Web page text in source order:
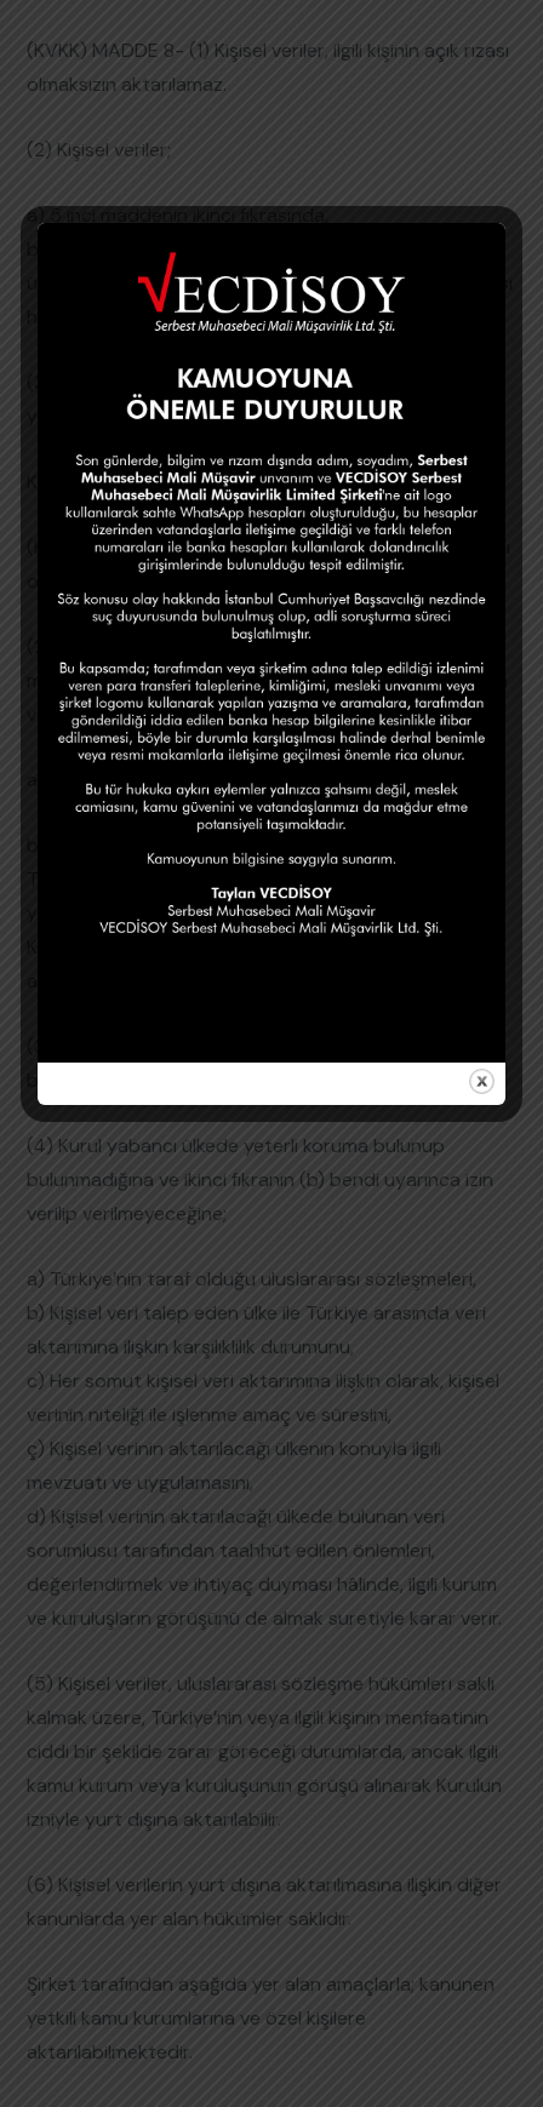
(KVKK) MADDE 8- (1) Kişisel veriler, ilgili kişinin açık rızası
olmaksızın aktarılamaz.
(2) Kişisel veriler;
a) 5 inci maddenin ikinci fıkrasında,
b) Yeterli önlemler alınmak kaydıyla, 6 ncı maddenin
üçüncü fıkrasında, belirtilen şartlardan birinin bulunması
hâlinde, ilgili kişinin açık rızası aranmaksızın aktarılabilir.
(3) Kişisel verilerin aktarılmasına ilişkin diğer kanunlarda
yer alan hükümler saklıdır.
Kişisel verilerin yurt dışına aktarılması
(KVKK) MADDE 9- (1) Kişisel veriler, ilgili kişinin açık rızası
olmaksızın yurt dışına aktarılamaz.
(2) Kişisel veriler, 5 inci maddenin ikinci fıkrası ile 6 ncı
maddenin üçüncü fıkrasında belirtilen şartlardan birinin
varlığı ve kişisel verinin aktarılacağı yabancı ülkede;
a) Yeterli korumanın bulunması,
Türkiye’deki ve ilgili yabancı ülkedeki veri sorumlularının
yeterli bir korumayı yazılı olarak taahhüt etmeleri ve
(4) Kurul yabancı ülkede yeterli koruma bulunup
bulunmadığına ve ikinci fıkranın (b) bendi uyarınca izin
verilip verilmeyeceğine;
a) Türkiye’nin taraf olduğu uluslararası sözleşmeleri,
b) Kişisel veri talep eden ülke ile Türkiye arasında veri
aktarımına ilişkin karşılıklılık durumunu,
c) Her somut kişisel veri aktarımına ilişkin olarak, kişisel
verinin niteliği ile işlenme amaç ve süresini,
ç) Kişisel verinin aktarılacağı ülkenin konuyla ilgili
mevzuatı ve uygulamasını,
d) Kişisel verinin aktarılacağı ülkede bulunan veri
sorumlusu tarafından taahhüt edilen önlemleri,
değerlendirmek ve ihtiyaç duyması hâlinde, ilgili kurum
ve kuruluşların görüşünü de almak suretiyle karar verir.
(5) Kişisel veriler, uluslararası sözleşme hükümleri saklı
kalmak üzere, Türkiye’nin veya ilgili kişinin menfaatinin
ciddi bir şekilde zarar göreceği durumlarda, ancak ilgili
kamu kurum veya kuruluşunun görüşü alınarak Kurulun
izniyle yurt dışına aktarılabilir.
(6) Kişisel verilerin yurt dışına aktarılmasına ilişkin diğer
kanunlarda yer alan hükümler saklıdır.
Şirket tarafından aşağıda yer alan amaçlarla; kanunen
yetkili kamu kurumlarına ve özel kişilere
aktarılabilmektedir.